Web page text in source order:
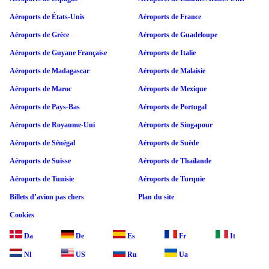
Aéroports de États-Unis Aéroports de France
Aéroports de Grèce Aéroports de Guadeloupe
Aéroports de Guyane Française Aéroports de Italie
Aéroports de Madagascar Aéroports de Malaisie
Aéroports de Maroc Aéroports de Mexique
Aéroports de Pays-Bas Aéroports de Portugal
Aéroports de Royaume-Uni Aéroports de Singapour
Aéroports de Sénégal Aéroports de Suède
Aéroports de Suisse Aéroports de Thaïlande
Aéroports de Tunisie Aéroports de Turquie
Billets d’avion pas chers Plan du site
Cookies
Da De Es Fr It
Nl US Ru Ua